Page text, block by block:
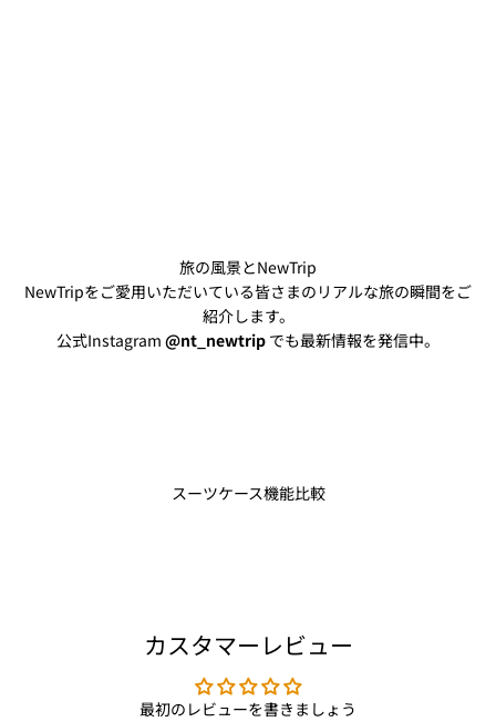
旅の風景とNewTrip
NewTripをご愛用いただいている皆さまのリアルな旅の瞬間をご
紹介します。
公式Instagram @nt_newtrip でも最新情報を発信中。
スーツケース機能比較
カスタマーレビュー
最初のレビューを書きましょう